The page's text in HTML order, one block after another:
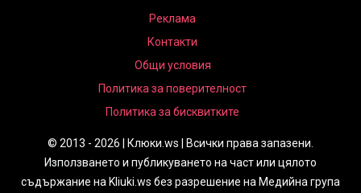
Реклама
Контакти
Общи условия
Политика за поверителност
Политика за бисквитките
© 2013 - 2026 | Клюки.ws | Всички права запазени.
Използването и публикуването на част или цялото
съдържание на Kliuki.ws без разрешение на Медийна група